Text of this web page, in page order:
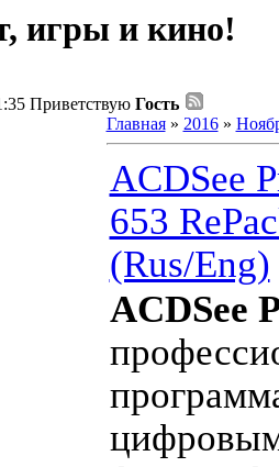
игры и кино!
Приветствую Гость
Главная» 2016 »
ACDSee
653
(Rus/Eng)
ACDSee